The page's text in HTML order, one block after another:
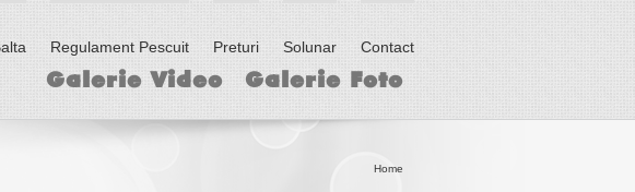
Regulament Pescuit Preturi Solunar Contact
Galerie Foto
Galerie Video
Home